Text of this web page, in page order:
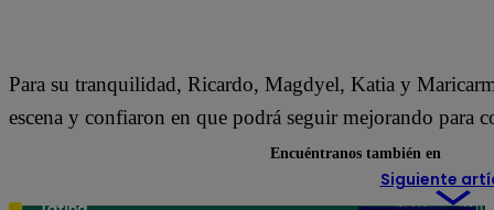
Para su tranquilidad, Ricardo, Magdyel, Katia y
escena y confiaron en que podrá seguir mejorando para
Siguiente
Encuéntranos también en